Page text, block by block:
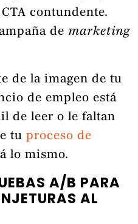
contundente.
de marketing
de la imagen de tu
de empleo está
de leer o le faltan
tu proceso de
lo mismo.
A/B PARA
AL